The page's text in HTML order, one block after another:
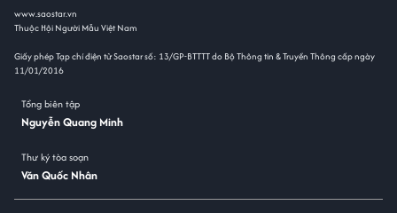
www.saostar.vn
Thuộc Hội Người Mẫu Việt Nam
Giấy phép Tạp chí điện tử Saostar số: 13/GP-BTTTT do Bộ Thông tin & Truyền Thông cấp ngày
11/01/2016
Tổng biên tập
Nguyễn Quang Minh
Thư ký tòa soạn
Văn Quốc Nhân